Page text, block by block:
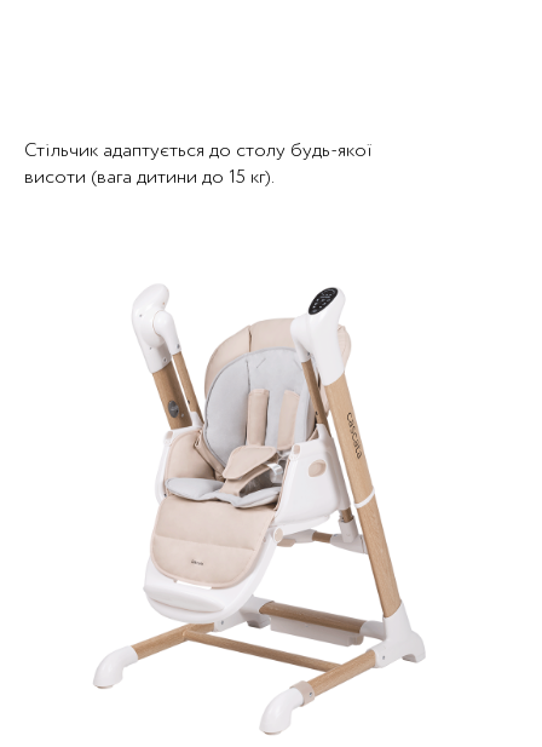
Стільчик адаптується до столу будь-якої
висоти (вага дитини до 15 кг).